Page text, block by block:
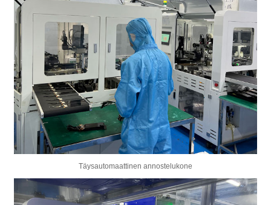
Täysautomaattinen annostelukone